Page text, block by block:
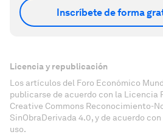
Inscríbete de forma
Licencia y republicación
Los artículos del Foro Económico
publicarse de acuerdo con la Licencia
Creative Commons Reconocimiento-
SinObraDerivada 4.0, y de acuerdo
uso.